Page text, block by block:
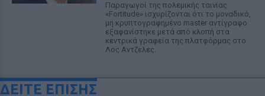
Παραγωγοί της πολεμικής ταινίας
«Fortitude» ισχυρίζονται ότι το μοναδικό,
μη κρυπτογραφημένο master αντίγραφο
εξαφανίστηκε μετά από κλοπή στα
κεντρικά γραφεία της πλατφόρμας στο
Λος Αντζελες.
ΔΕΙΤΕ ΕΠΙΣΗΣ